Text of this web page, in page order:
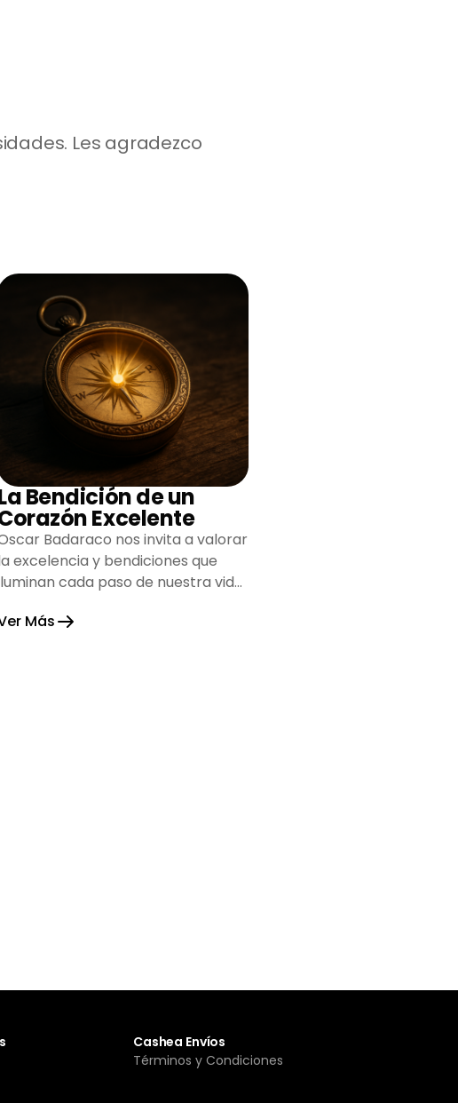
Les agradezco
Bendición de un
Excelente
Badaraco nos invita a valorar
excelencia y bendiciones que
cada paso de nuestra vida,
y fortaleza.
Más
Cashea Envíos
Términos y Condiciones